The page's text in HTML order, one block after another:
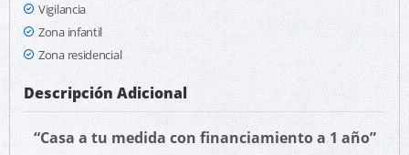
Vigilancia
Zona infantil
Zona residencial
Descripción Adicional
“Casa a tu medida con financiamiento a 1 año”